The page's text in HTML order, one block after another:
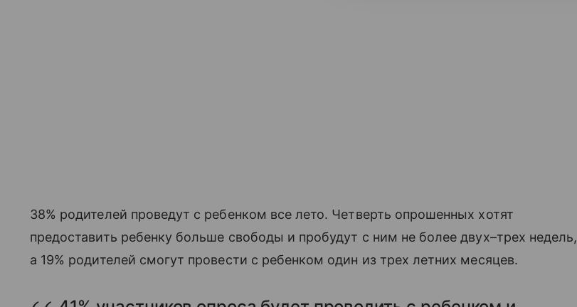
38% родителей проведут с ребенком все лето. Четверть опрошенных хотят
предоставить ребенку больше свободы и пробудут с ним не более двух–трех недель,
а 19% родителей смогут провести с ребенком один из трех летних месяцев.